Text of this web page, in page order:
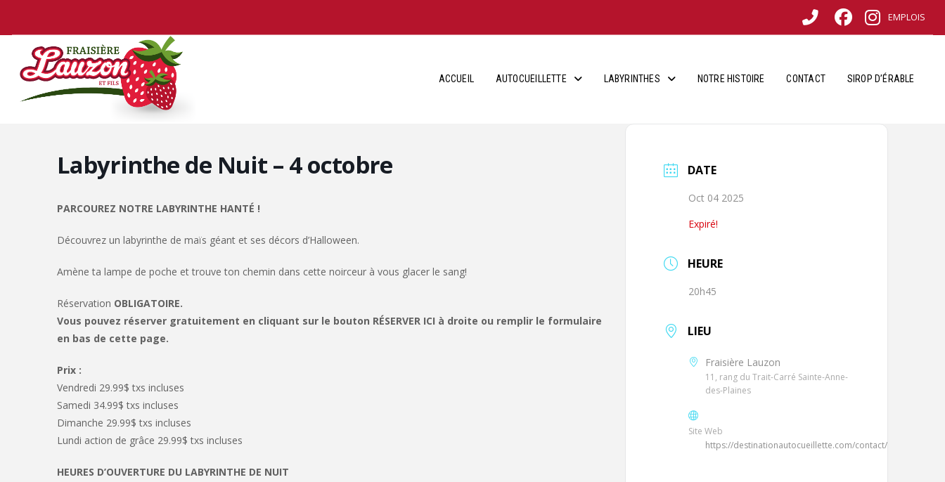
EMPLOIS
ACCUEIL AUTOCUEILLETTE LABYRINTHES NOTRE HISTOIRE CONTACT SIROP D’ÉRABLE
Labyrinthe de Nuit – 4 octobre
PARCOUREZ NOTRE LABYRINTHE HANTÉ !
Découvrez un labyrinthe de maïs géant et ses décors d’Halloween.
Amène ta lampe de poche et trouve ton chemin dans cette noirceur à vous glacer le sang!
Réservation OBLIGATOIRE.
Vous pouvez réserver gratuitement en cliquant sur le bouton RÉSERVER ICI à droite ou remplir le formulaire
en bas de cette page.
Prix :
Vendredi 29.99$ txs incluses
Samedi 34.99$ txs incluses
Dimanche 29.99$ txs incluses
Lundi action de grâce 29.99$ txs incluses
HEURES D’OUVERTURE DU LABYRINTHE DE NUIT
DATE
Oct 04 2025
Expiré!
HEURE
20h45
LIEU
Fraisière Lauzon
11, rang du Trait-Carré Sainte-Anne-
des-Plaines
Site Web
https://destinationautocueillette.com/contact/